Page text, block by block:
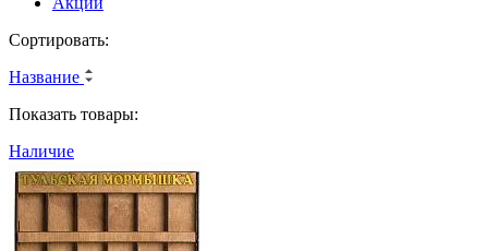
Сортировать:
Название
Показать товары:
Наличие